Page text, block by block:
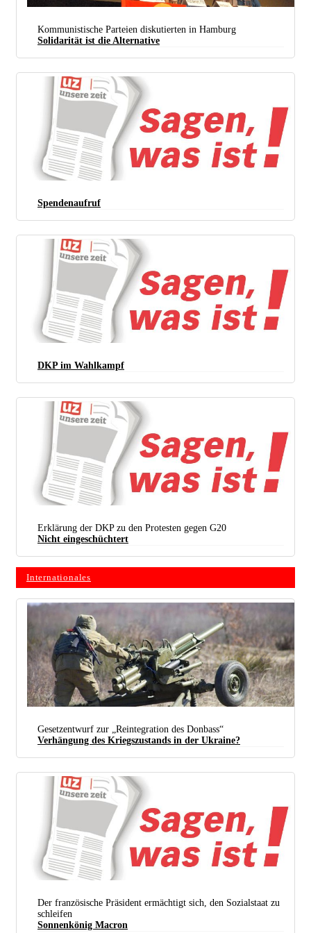
Carolus Wimmer (pcv) (foto: Heinz W. Bartels)
Kommunistische Parteien diskutierten in Hamburg
Solidarität ist die Alternative
Spendenaufruf
DKP im Wahlkampf
Erklärung der DKP zu den Protesten gegen G20
Nicht eingeschüchtert
Internationales
(foto: U.s. Army, Capt. Russell Gordon)
Gesetzentwurf zur „Reintegration des Donbass“
Verhängung des Kriegszustands in der Ukraine?
Der französische Präsident ermächtigt sich, den Sozialstaat zu
schleifen
Sonnenkönig Macron